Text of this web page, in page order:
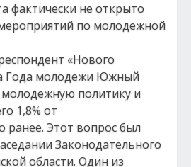
фактически не открыто
по молодежной
«Нового
Года молодежи Южный
политику и
1,8% от
ранее. Этот вопрос был
Законодательного
области. Один из